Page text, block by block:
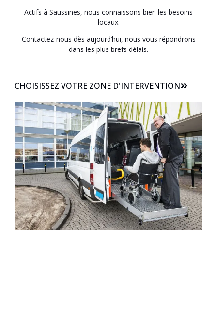
Actifs à Saussines, nous connaissons bien les besoins
locaux.
Contactez-nous dès aujourd’hui, nous vous répondrons
dans les plus brefs délais.
CHOISISSEZ VOTRE ZONE D'INTERVENTION